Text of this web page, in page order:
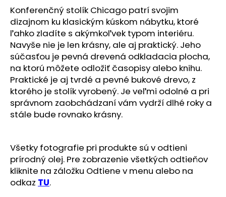
Konferenčný stolík Chicago patrí svojim
dizajnom ku klasickým kúskom nábytku, ktoré
ľahko zladíte s akýmkoľvek typom interiéru.
Navyše nie je len krásny, ale aj praktický. Jeho
súčasťou je pevná drevená odkladacia plocha,
na ktorú môžete odložiť časopisy alebo knihu.
Praktické je aj tvrdé a pevné bukové drevo, z
ktorého je stolík vyrobený. Je veľmi odolné a pri
správnom zaobchádzaní vám vydrží dlhé roky a
stále bude rovnako krásny.
Všetky fotografie pri produkte sú v odtieni
prírodný olej. Pre zobrazenie všetkých odtieňov
kliknite na záložku Odtiene v menu alebo na
odkaz TU.
r
ú
č
a
m
e